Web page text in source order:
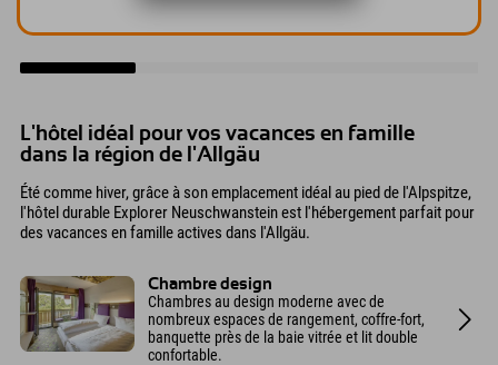
L'hôtel idéal pour vos vacances en famille
dans la région de l'Allgäu
Été comme hiver, grâce à son emplacement idéal au pied de l'Alpspitze,
l'hôtel durable Explorer Neuschwanstein est l'hébergement parfait pour
des vacances en famille actives dans l'Allgäu.
Chambre design
Chambres au design moderne avec de
nombreux espaces de rangement, coffre-fort,
banquette près de la baie vitrée et lit double
confortable.